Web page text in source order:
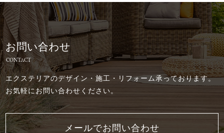
お問い合わせ
CONTACT
エクステリアのデザイン・施工・リフォーム承っております。
お気軽にお問い合わせください。
メールでお問い合わせ